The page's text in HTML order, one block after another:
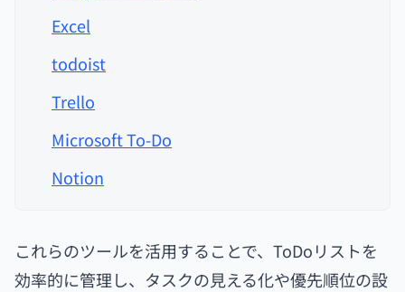
Excel
todoist
Trello
Microsoft To-Do
Notion
これらのツールを活用することで、ToDoリストを
効率的に管理し、タスクの見える化や優先順位の設